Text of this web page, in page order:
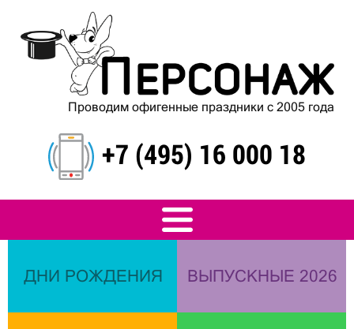
Проводим офигенные праздники с 2005 года
+7 (495) 16 000 18
ДНИ РОЖДЕНИЯ ВЫПУСКНЫЕ 2026